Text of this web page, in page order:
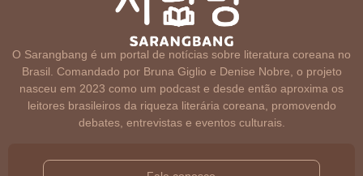
O Sarangbang é um portal de notícias sobre literatura coreana no
Brasil. Comandado por Bruna Giglio e Denise Nobre, o projeto
nasceu em 2023 como um podcast e desde então aproxima os
leitores brasileiros da riqueza literária coreana, promovendo
debates, entrevistas e eventos culturais.